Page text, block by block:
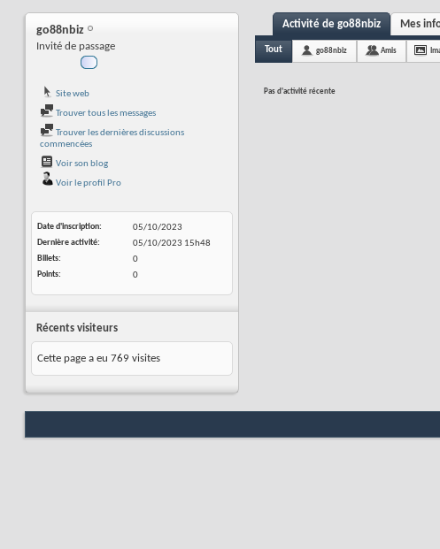
go88nbiz
Invité de passage
Site web
Trouver tous les messages
Trouver les dernières discussions
commencées
Voir son blog
Voir le profil Pro
Date d'inscription
05/10/2023
Dernière activité
05/10/2023 15h48
Billets
0
Points
0
Récents visiteurs
Cette page a eu 769 visites
Activité de go88nbiz Mes
Tout go88nbiz Amis
Pas d'activité récente